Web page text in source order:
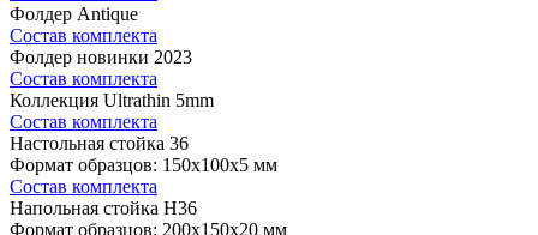
Фолдер Antique
Состав комплекта
Фолдер новинки 2023
Состав комплекта
Коллекция Ultrathin 5mm
Состав комплекта
Настольная стойка 36
Формат образцов: 150x100x5 мм
Состав комплекта
Напольная стойка H36
Формат образцов: 200x150x20 мм